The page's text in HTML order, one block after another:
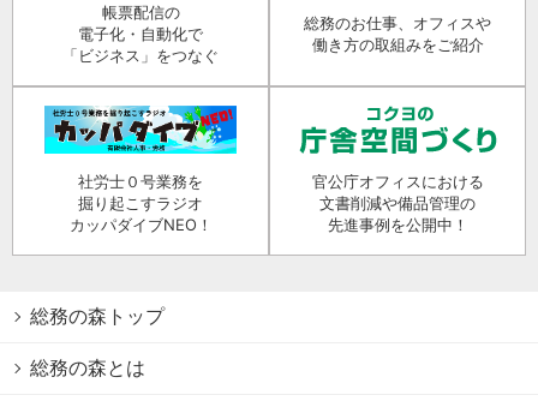
帳票配信の
電子化・自動化で
「ビジネス」をつなぐ
総務のお仕事、オフィスや
働き方の取組みをご紹介
社労士０号業務を
掘り起こすラジオ
カッパダイブNEO！
官公庁オフィスにおける
文書削減や備品管理の
先進事例を公開中！
総務の森トップ
総務の森とは